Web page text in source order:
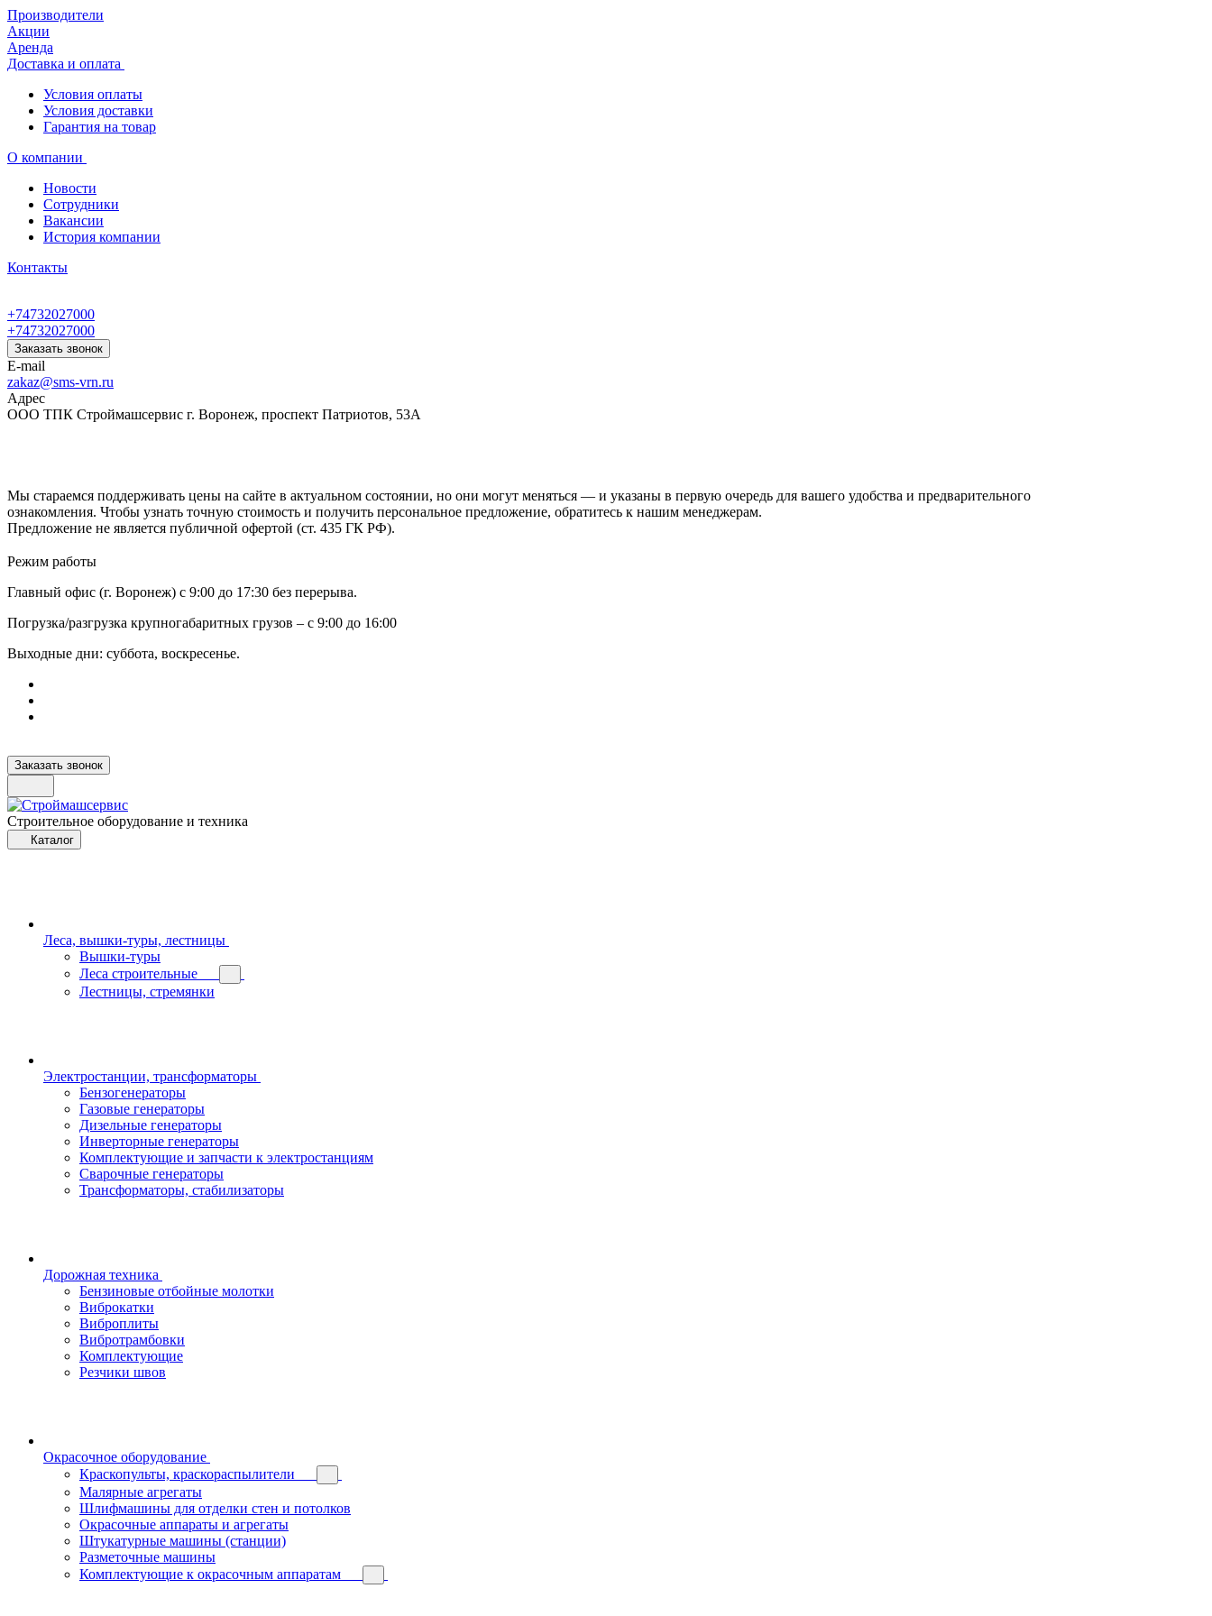
Производители
Акции
Аренда
Доставка и оплата
Условия оплаты
Условия доставки
Гарантия на товар
О компании
Новости
Сотрудники
Вакансии
История компании
Контакты
+74732027000
+74732027000
Заказать звонок
E-mail
zakaz@sms-vrn.ru
Адрес
ООО ТПК Строймашсервис г. Воронеж, проспект Патриотов, 53А
Мы стараемся поддерживать цены на сайте в актуальном состоянии, но они могут меняться — и указаны в первую очередь для вашего удобства и предварительного
ознакомления. Чтобы узнать точную стоимость и получить персональное предложение, обратитесь к нашим менеджерам.
Предложение не является публичной офертой (ст. 435 ГК РФ).
Режим работы
Главный офис (г. Воронеж) с 9:00 до 17:30 без перерыва.
Погрузка/разгрузка крупногабаритных грузов – с 9:00 до 16:00
Выходные дни: суббота, воскресенье.
Заказать звонок
Строительное оборудование и техника
Каталог
Леса, вышки-туры, лестницы
Вышки-туры
Леса строительные
Лестницы, стремянки
Электростанции, трансформаторы
Бензогенераторы
Газовые генераторы
Дизельные генераторы
Инверторные генераторы
Комплектующие и запчасти к электростанциям
Сварочные генераторы
Трансформаторы, стабилизаторы
Дорожная техника
Бензиновые отбойные молотки
Виброкатки
Виброплиты
Вибротрамбовки
Комплектующие
Резчики швов
Окрасочное оборудование
Краскопульты, краскораспылители
Малярные агрегаты
Шлифмашины для отделки стен и потолков
Окрасочные аппараты и агрегаты
Штукатурные машины (станции)
Разметочные машины
Комплектующие к окрасочным аппаратам